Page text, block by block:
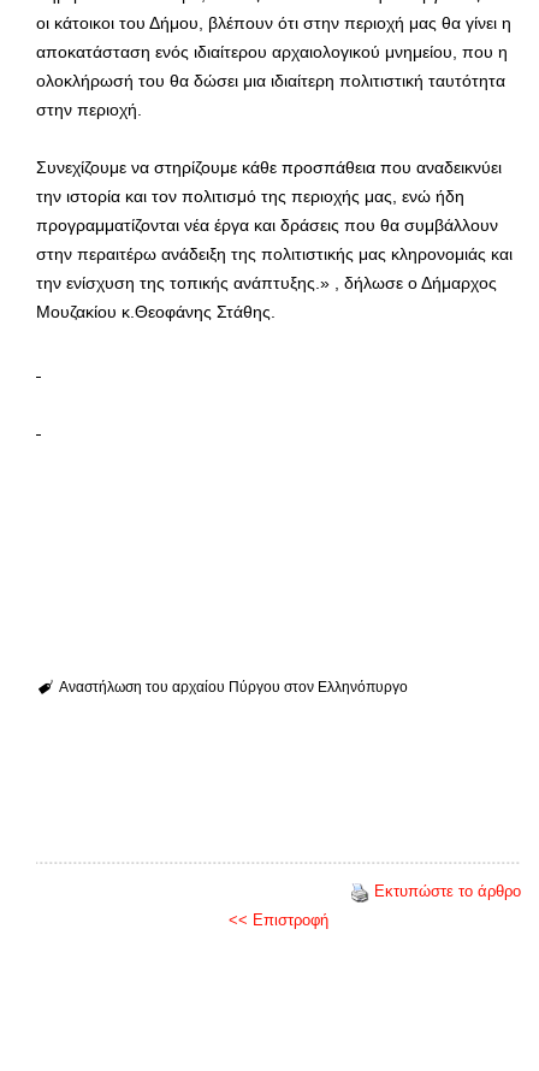
οι κάτοικοι του Δήμου, βλέπουν ότι στην περιοχή μας θα γίνει η
αποκατάσταση ενός ιδιαίτερου αρχαιολογικού μνημείου, που η
ολοκλήρωσή του θα δώσει μια ιδιαίτερη πολιτιστική ταυτότητα
στην περιοχή.
Συνεχίζουμε να στηρίζουμε κάθε προσπάθεια που αναδεικνύει
την ιστορία και τον πολιτισμό της περιοχής μας, ενώ ήδη
προγραμματίζονται νέα έργα και δράσεις που θα συμβάλλουν
στην περαιτέρω ανάδειξη της πολιτιστικής μας κληρονομιάς και
την ενίσχυση της τοπικής ανάπτυξης.» , δήλωσε ο Δήμαρχος
Μουζακίου κ.Θεοφάνης Στάθης.
Αναστήλωση του αρχαίου Πύργου στον Ελληνόπυργο
Εκτυπώστε το άρθρο
<< Επιστροφή